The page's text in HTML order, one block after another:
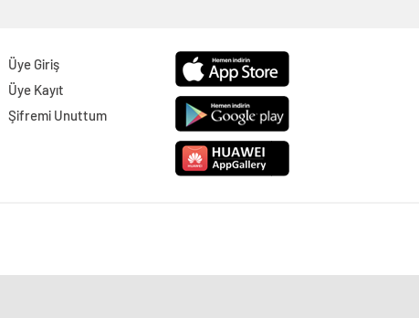
Üye Giriş
Üye Kayıt
Şifremi Unuttum